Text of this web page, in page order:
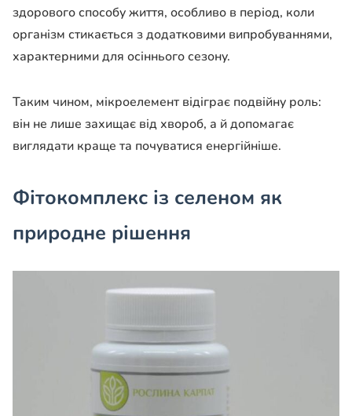
здорового способу життя, особливо в період, коли
організм стикається з додатковими випробуваннями,
характерними для осіннього сезону.
Таким чином, мікроелемент відіграє подвійну роль:
він не лише захищає від хвороб, а й допомагає
виглядати краще та почуватися енергійніше.
Фітокомплекс із селеном як
природне рішення